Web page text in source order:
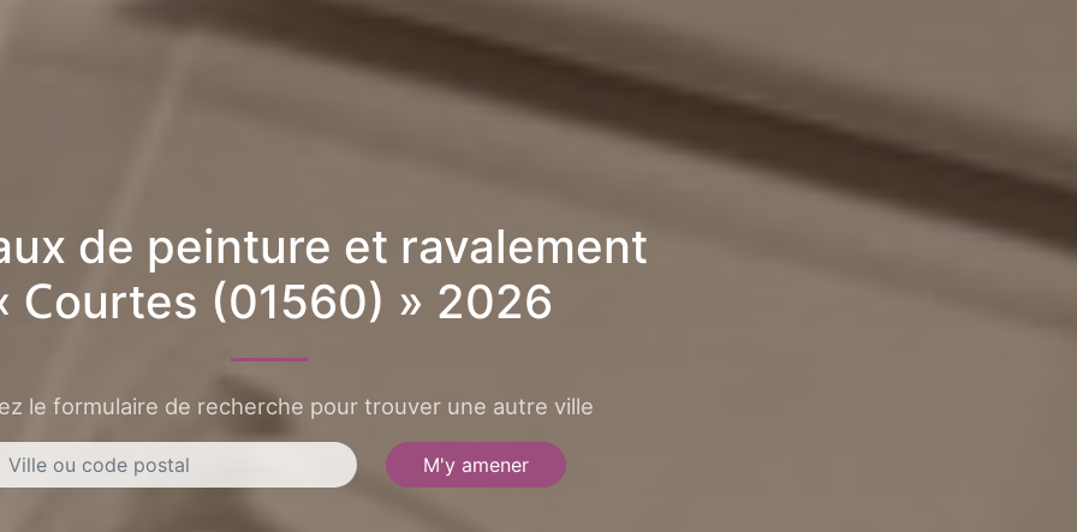
de peinture et ravalement
Courtes (01560) » 2026
le formulaire de recherche pour trouver une autre ville
M'y amener